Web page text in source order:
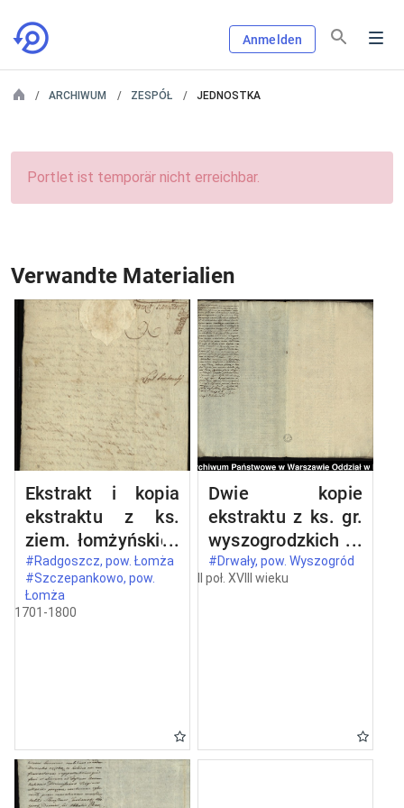
Anmelden
ARCHIWUM ZESPÓŁ JEDNOSTKA
Portlet ist temporär nicht erreichbar.
Verwandte Materialien
Ekstrakt i kopia
ekstraktu z ks.
ziem. łomżyńskich
wizji granic z 1524
roku między
dobrami opata
szlacheckimi
Radgoszcz
#Radgoszcz, pow. Łomża
#Szczepankowo, pow.
Łomża
1701-1800
Dwie kopie
ekstraktu z ks. gr.
wyszogrodzkich
oblaty z 1731 roku
dokumentu, w
przywilej
#Drwały, pow. Wyszogród
II poł. XVIII wieku